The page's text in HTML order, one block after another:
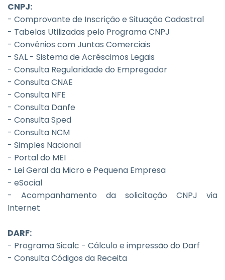
CNPJ:
- Comprovante de Inscrição e Situação Cadastral
- Tabelas Utilizadas pelo Programa CNPJ
- Convênios com Juntas Comerciais
- SAL - Sistema de Acréscimos Legais
- Consulta Regularidade do Empregador
- Consulta CNAE
- Consulta NFE
- Consulta Danfe
- Consulta Sped
- Consulta NCM
- Simples Nacional
- Portal do MEI
- Lei Geral da Micro e Pequena Empresa
- eSocial
- Acompanhamento da solicitação CNPJ via
Internet
DARF:
- Programa Sicalc - Cálculo e impressão do Darf
- Consulta Códigos da Receita